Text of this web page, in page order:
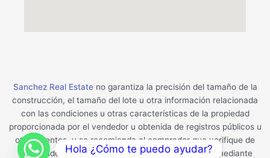
Sanchez Real Estateno garantiza la precisión del tamaño de la
construcción, el tamaño del lote u otra información relacionada
con las condiciones u otras características de la propiedad
proporcionada por el vendedor u obtenida de registros públicos u
otras fuentes, y se recomienda al comprador que verifique de
forma independiente la precisión de la información mediante
Hola ¿Cómo te puedo ayudar?